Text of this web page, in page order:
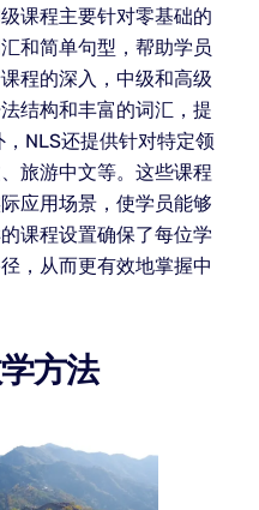
课程主要针对零基础的
和简单句型，帮助学员
程的深入，中级和高级
结构和丰富的词汇，提
NLS还提供针对特定领
旅游中文等。这些课程
应用场景，使学员能够
课程设置确保了每位学
，从而更有效地掌握中
方法